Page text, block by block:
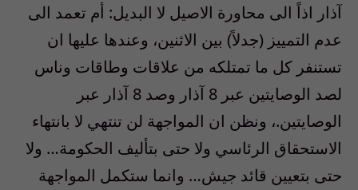
آذار اذاً الى محاورة الاصيل لا البديل: أم تعمد الى
عدم التمييز (جدلاً) بين الاثنين، وعندها عليها ان
تستنفر كل ما تمتلكه من علاقات وطاقات وناس
لصد الوصايتين عبر 8 آذار وصد 8 آذار عبر
الوصايتين.، ونظن ان المواجهة لن تنتهي لا بانتهاء
الاستحقاق الرئاسي ولا حتى بتأليف الحكومة… ولا
حتى بتعيين قائد جيش… وانما ستكمل المواجهة